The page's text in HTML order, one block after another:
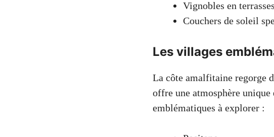
Vignobles en
Couchers de soleil
Les villages
La côte amalfitaine regorge
offre une atmosphère
emblématiques à explorer :